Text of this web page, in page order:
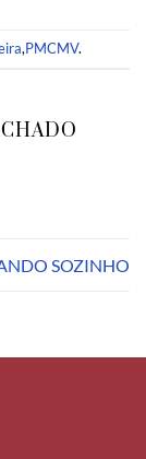
,PMCMV.
SOZINHO